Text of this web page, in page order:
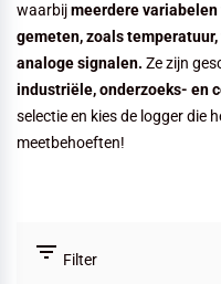
waarbijmeerdere
gemeten, zoals
analoge signalen. Ze zijn
industriële, onderzoeks- en
selectie en kies de logger die
meetbehoeften!
filter_list Filter